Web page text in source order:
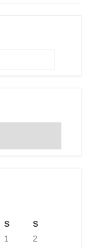
S
S
1
2